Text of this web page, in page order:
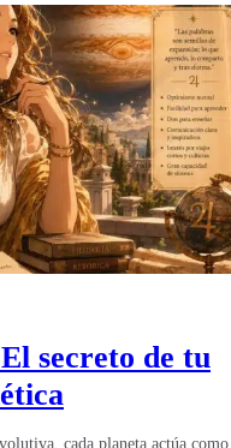
secreto de tu
cada planeta actúa